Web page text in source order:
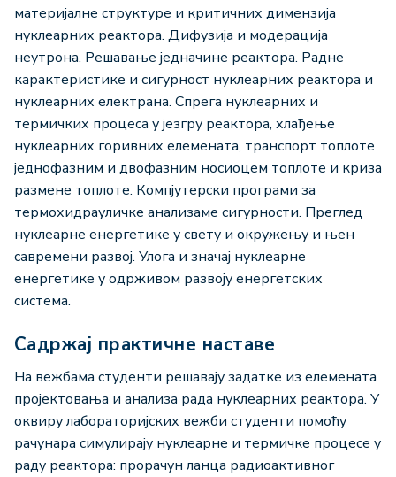
материјалне структуре и критичних димензија
нуклеарних реактора. Дифузија и модерација
неутрона. Решавање једначине реактора. Радне
карактеристике и сигурност нуклеарних реактора и
нуклеарних електрана. Спрега нуклеарних и
термичких процеса у језгру реактора, хлађење
нуклеарних горивних елемената, транспорт топлоте
једнофазним и двофазним носиоцем топлоте и криза
размене топлоте. Компјутерски програми за
термохидрауличке анализаме сигурности. Преглед
нуклеарне енергетике у свету и окружењу и њен
савремени развој. Улога и значај нуклеарне
енергетике у одрживом развоју енергетских
система.
Садржај практичне наставе
На вежбама студенти решавају задатке из елемената
пројектовања и анализа рада нуклеарних реактора. У
оквиру лабораторијских вежби студенти помоћу
рачунара симулирају нуклеарне и термичке процесе у
раду реактора: прорачун ланца радиоактивног